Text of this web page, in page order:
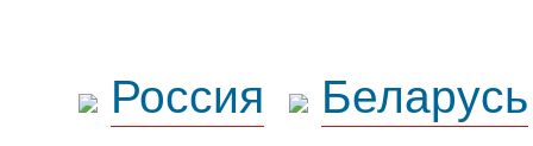
Россия
Беларусь